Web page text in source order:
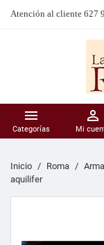
Atención al cliente 627

Categorías

Mi
Inicio Roma
aquilifer